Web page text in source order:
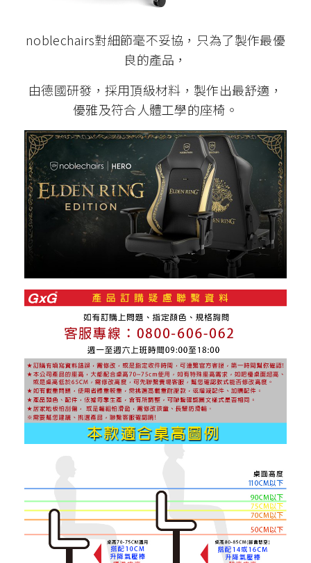
noblechairs對細節毫不妥協，只為了製作最優
良的產品，
由德國研發，採用頂級材料，製作出最舒適，
優雅及符合人體工學的座椅。